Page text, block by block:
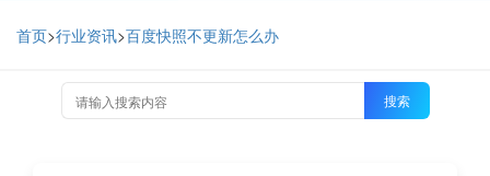
首页>行业资讯>百度快照不更新怎么办
搜索